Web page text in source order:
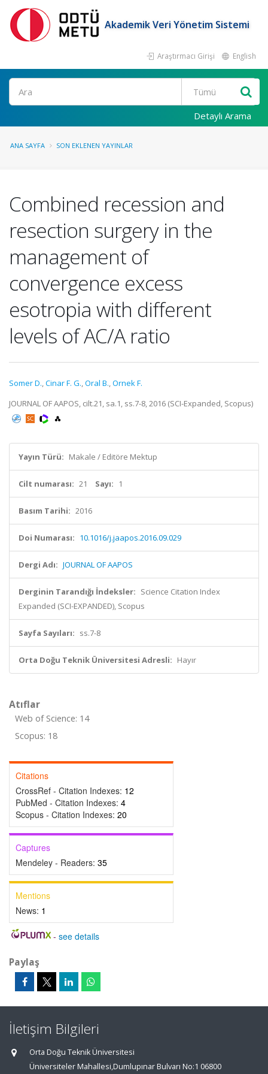
Akademik Veri Yönetim Sistemi
Araştırmacı Girişi English
Ara
Detaylı Arama
ANA SAYFA SON EKLENEN YAYINLAR
Combined recession and
resection surgery in the
management of
convergence excess
esotropia with different
levels of AC/A ratio
Somer D.,Cinar F. G.,Oral B.,Ornek F.
JOURNAL OF AAPOS, cilt.21, sa.1, ss.7-8, 2016 (SCI-Expanded, Scopus)
Yayın Türü: Makale / Editöre Mektup
Cilt numarası: 21 Sayı: 1
Basım Tarihi: 2016
Doi Numarası: 10.1016/j.jaapos.2016.09.029
Dergi Adı: JOURNAL OF AAPOS
Derginin Tarandığı İndeksler: Science Citation Index
Expanded (SCI-EXPANDED), Scopus
Sayfa Sayıları: ss.7-8
Orta Doğu Teknik Üniversitesi Adresli: Hayır
Atıflar
Web of Science: 14
Scopus: 18
Citations
CrossRef - Citation Indexes: 12
PubMed - Citation Indexes: 4
Scopus - Citation Indexes: 20
Captures
Mendeley - Readers: 35
Mentions
News: 1
- see details
Paylaş
İletişim Bilgileri
Orta Doğu Teknik Üniversitesi
Üniversiteler Mahallesi,Dumlupınar Bulvarı No:1 06800